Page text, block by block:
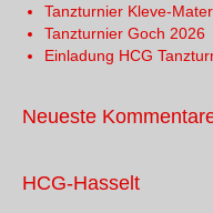
Tanzturnier Kleve-
Tanzturnier Goch 2026
Einladung HCG
Neueste
HCG-Hasselt